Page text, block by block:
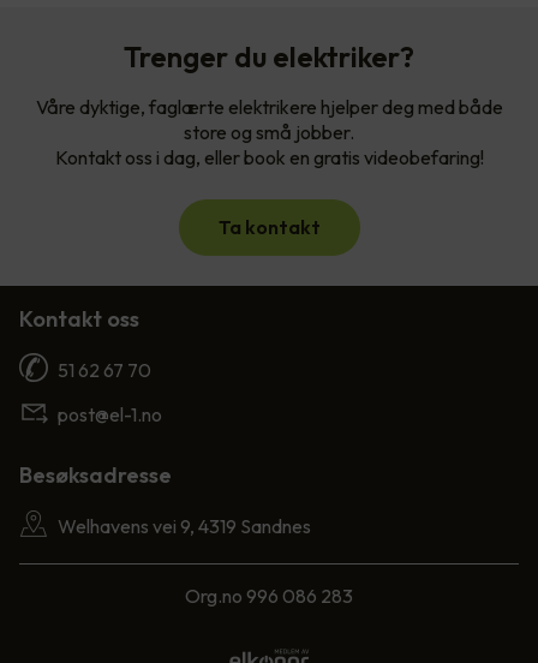
Trenger du elektriker?
Våre dyktige, faglærte elektrikere hjelper deg med både
store og små jobber.
Kontakt oss i dag, eller book en gratis videobefaring!
Ta kontakt
Kontakt oss
51 62 67 70
post@el-1.no
Besøksadresse
Welhavens vei 9, 4319 Sandnes
Org.no 996 086 283